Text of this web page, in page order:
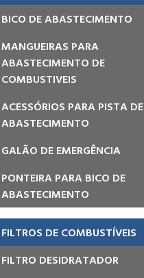
BICO DE ABASTECIMENTO
MANGUEIRAS PARA
ABASTECIMENTO DE
COMBUSTIVEIS
ACESSÓRIOS PARA PISTA DE
ABASTECIMENTO
GALÃO DE EMERGÊNCIA
PONTEIRA PARA BICO DE
ABASTECIMENTO
FILTROS DE COMBUSTÍVEIS
FILTRO DESIDRATADOR